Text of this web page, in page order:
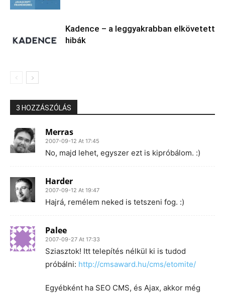
Kadence – a leggyakrabban elkövetett
hibák
3 HOZZÁSZÓLÁS
Merras
2007-09-12 At 17:45
No, majd lehet, egyszer ezt is kipróbálom. :)
Harder
2007-09-12 At 19:47
Hajrá, remélem neked is tetszeni fog. :)
Palee
2007-09-27 At 17:33
Sziasztok! Itt telepítés nélkül ki is tudod
próbálni: http://cmsaward.hu/cms/etomite/
Egyébként ha SEO CMS, és Ajax, akkor még